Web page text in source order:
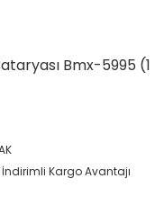
Bmx-5995 (1
Kargo Avantajı